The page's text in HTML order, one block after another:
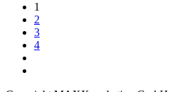
1
2
3
4